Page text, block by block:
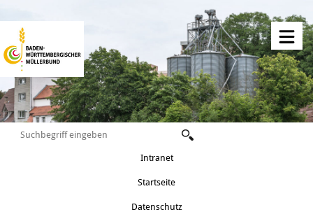
Intranet
Startseite
Datenschutz